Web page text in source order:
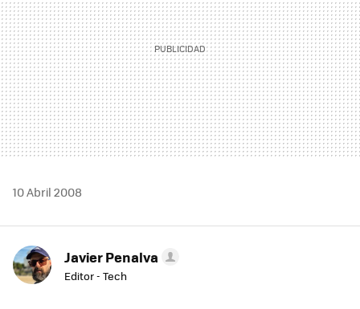
10 Abril 2008
Javier Penalva
Editor - Tech